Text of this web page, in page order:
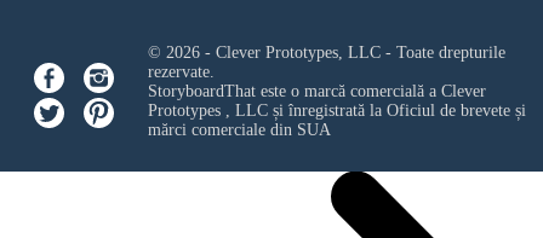
© 2026 - Clever Prototypes, LLC - Toate drepturile
rezervate.
StoryboardThat este o marcă comercială a Clever
Prototypes , LLCși înregistrată la Oficiul de brevete și
mărci comerciale din SUA